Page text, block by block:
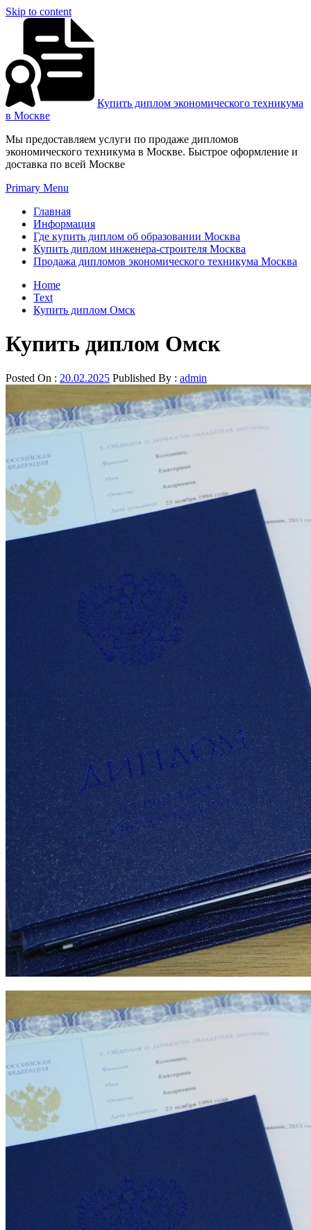
Skip to content
Купить диплом экономического техникума
в Москве
Мы предоставляем услуги по продаже дипломов
экономического техникума в Москве. Быстрое оформление и
доставка по всей Москве
Primary Menu
Главная
Информация
Где купить диплом об образовании Москва
Купить диплом инженера-строителя Москва
Продажа дипломов экономического техникума Москва
Home
Text
Купить диплом Омск
Купить диплом Омск
Posted On : 20.02.2025 Published By : admin